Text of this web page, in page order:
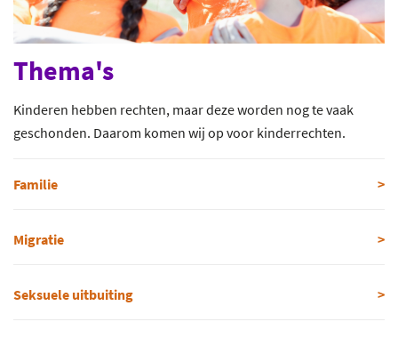
Thema's
Kinderen hebben rechten, maar deze worden nog te vaak
geschonden. Daarom komen wij op voor kinderrechten.
Familie
Migratie
Seksuele uitbuiting